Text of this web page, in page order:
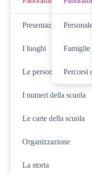
Presentazione
I luoghi
Le persone
I numeri della scuola
Le carte della scuola
Organizzazione
La storia
Famiglie
Percorsi
Cerca